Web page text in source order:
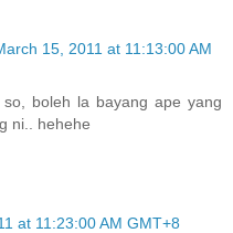
15, 2011 at 11:13:00 AM
boleh la bayang ape yang
ni.. hehehe
at 11:23:00 AM GMT+8